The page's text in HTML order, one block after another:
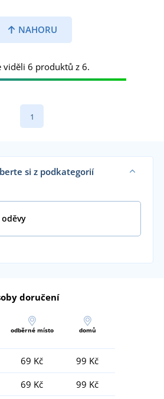
NAHORU
viděli 6 produktů z 6.
1
si z podkategorií
doručení
odběrné místo domů
69 Kč
99 Kč
69 Kč
99 Kč